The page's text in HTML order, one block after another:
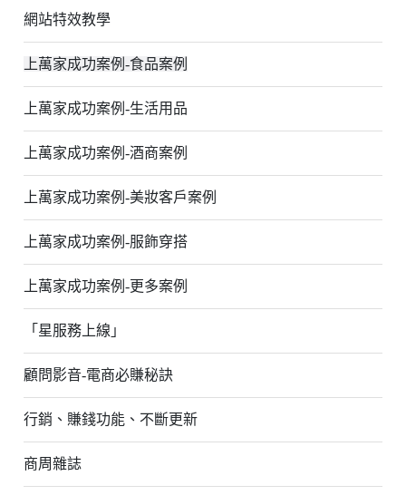
網站特效教學
上萬家成功案例-食品案例
上萬家成功案例-生活用品
上萬家成功案例-酒商案例
上萬家成功案例-美妝客戶案例
上萬家成功案例-服飾穿搭
上萬家成功案例-更多案例
「星服務上線」
顧問影音-電商必賺秘訣
行銷、賺錢功能、不斷更新
商周雜誌